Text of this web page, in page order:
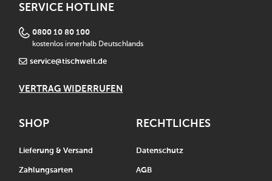
SERVICE HOTLINE
0800 10 80 100
kostenlos innerhalb Deutschlands
service@tischwelt.de
VERTRAG WIDERRUFEN
SHOP
Lieferung & Versand
Zahlungsarten
RECHTLICHES
Datenschutz
AGB